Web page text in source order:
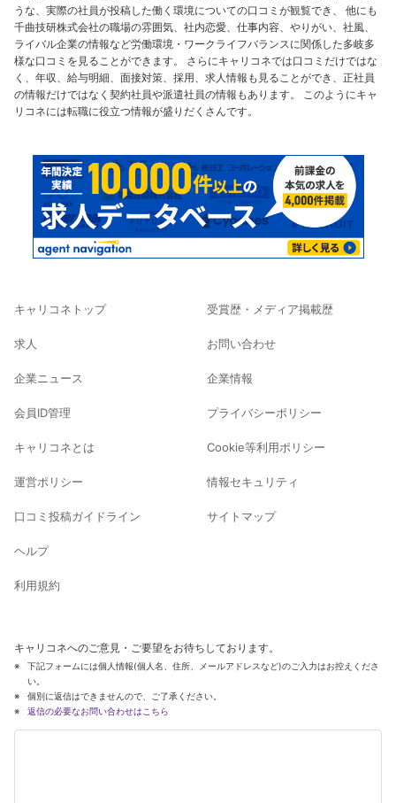
うな、実際の社員が投稿した働く環境についての口コミが観覧でき、 他にも
千曲技研株式会社の職場の雰囲気、社内恋愛、仕事内容、やりがい、社風、
ライバル企業の情報など労働環境・ワークライフバランスに関係した多岐多
様な口コミを見ることができます。 さらにキャリコネでは口コミだけではな
く、年収、給与明細、面接対策、採用、求人情報も見ることができ、正社員
の情報だけではなく契約社員や派遣社員の情報もあります。 このようにキャ
リコネには転職に役立つ情報が盛りだくさんです。
キャリコネトップ
求人
企業ニュース
会員ID管理
キャリコネとは
運営ポリシー
口コミ投稿ガイドライン
ヘルプ
利用規約
受賞歴・メディア掲載歴
お問い合わせ
企業情報
プライバシーポリシー
Cookie等利用ポリシー
情報セキュリティ
サイトマップ
キャリコネへのご意見・ご要望をお待ちしております。
下記フォームには個人情報(個人名、住所、メールアドレスなど)のご入力はお控えくださ
い。
個別に返信はできませんので、ご了承ください。
返信の必要なお問い合わせはこちら